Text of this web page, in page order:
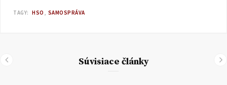
TAGY: HSO SAMOSPRÁVA
Súvisiace články